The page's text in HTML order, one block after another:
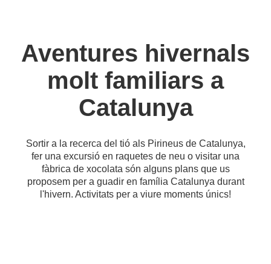
Aventures hivernals
molt familiars a
Catalunya
Sortir a la recerca del tió als Pirineus de Catalunya,
fer una excursió en raquetes de neu o visitar una
fàbrica de xocolata són alguns plans que us
proposem per a guadir en família Catalunya durant
l'hivern. Activitats per a viure moments únics!